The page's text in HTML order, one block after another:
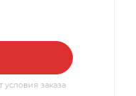
заказа